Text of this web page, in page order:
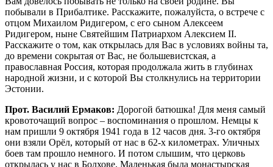
побывали в Прибалтике. Расскажите, пожалуйста, о встрече с
отцом Михаилом Ридигером, с его сыном Алексеем
Ридигером, ныне Святейшим Патриархом Алексием II.
Расскажите о том, как открылась для Вас в условиях войны та,
до времени сокрытая от Вас, не большевистская, а
православная Россия, которая продолжала жить в глубинах
народной жизни, и с которой Вы столкнулись на территории
Эстонии.
Прот. Василий Ермаков: Дорогой батюшка! Для меня самый кровоточащий вопрос – воспоминания о прошлом. Немцы к нам пришли 9 октября 1941 года в 12 часов дня. 3-го октября они взяли Орёл, который от нас в 62-х километрах. Уличных боев там прошло немного. И потом слышим, что церковь открылась у нас в Болхове. Маленькая была монастырская церквушечка во имя митрополита Алексия. А рядом с моим домом находился дом моего наставника отца Василия Веревкина. Он только вернулся из ссылки в 1940-м году, пробыв 8 лет на лесоповале в Архангельской области. Работы ему никакой не давали. А с его сыном я учился в нашей 3-й школе. Он был вынужден подрабатывать выкорчевыванием яблонь и груш, которые засохли, замерзли в 1940-м году, когда была «зимняя война», финская кампания. Открыли храм 16 октября. И за нашим семейным столом мне говорит отец: «Дети, надо идти в церковь, надо принести благодарение Богу, что дом не сгорел во время боев, никто из нас не ранен, ну, пошли». Когда я об этом услышал, на меня напал демонический страх. Мне было стыдно идти в церковь, потому что я воспитанник, как уже сказал, начальной советской школы – «Бога нет и без Бога». А где-то в тайне души осталось. Но приказ отца – закон детям, была строгая дисциплина. Они пошли семейно, я бежал затемно в пять утра, чтобы меня никто не увидел из тех соучеников, с которыми я учился в школе, или кто-то не спросил, куда я иду. Я бежал, обходил всё. Пришел в церковь, встал с родителями. И я, мои дорогие, ничего не понял. Я вертелся, как вертят сегодня головой все вновь прибывшие в храм Божий. Мне было ново – иконы, мне было очень любопытно, кто со мной стоит, кто молится. Мне было так интересно посмотреть, что там поется. Отстояв службу, ничего не поняв, но долг отцовский выполнив, я пошел домой. И опять боясь, как бы кто не увидал, как бы кто меня так не прихватил. Это продолжалось до 1942-го года. В 1942-м году, когда уже немца погнали, рядом с моим городом установился фронт, где-то километрах в 20-ти от нас. Зима была очень холодная, снежная; и меня немцы «сцапали» по-настоящему 6-го декабря 1941-го года, лопату в руки и иди снег чистить. А город был забит машинами, я стал работать у них. Наступило Рождество, и я пошел в церковь. Посмотрел уже иным, каким-то внутренним взором. Я почувствовал небо на земле – молитва. Коснулась моего сердца та одухотворенная молитвенная благодать скорбящих людей. Храм вмещал 3 тысячи человек и был забит битком. Сожженные фуфайки, прожженные платки, дети 3-4 лет, держащие за руку родителей. И особенно много было женщин, мужчин не было, не говоря уже о моем возрасте. И я почувствовал мое духовное обращение к Богу, несмотря на атеистическое воспитание в течение 15-ти лет – столько мне тогда было. Я сохранил домашнее воспитание, пришел в церковь и с этого дня неукоснительно не пропускал службы, работая у немцев под конвоем. У меня была кирка, лопата и кувалда 15 килограмм. Засыпали воронки, пилили дрова, чистили дороги и рыли окопы. Многие там были кроме меня. Отпускали нас только на субботу, воскресенье; и вот я, надев что почище, рубашку или какой пиджак, шел в церковь. И меня отец Василий (сосед мой) заметил и сказал: «Вася, иди ко мне, помогай, в алтарь». Пришел, показал – здесь ходить можно, здесь – нельзя и одел на меня стихарь. И Пасху 1942-го года я уже прошел в стихаре. Город был маленький, и когда меня увидели в стихаре, идущего со свечой по храму, а работали мы все в бригадах, я ощутил на себе весь удар насмешек, злобных слов, оскорблений моих сотоварищей по школе: «Вот поп пошел, вот поп идет!» Это были друзья мои. Неприятно было, страшно, больно, но сила духа, я сам не знаю почему, заставляла меня не смутиться, не оскорбиться, а идти своей дорогой жизни. В 1943-м году, в день памяти Алексея, человека Божия, отец Василий ввел меня в алтарь и сказал еще: «Делай все». И я, не забывая храм, помогал. С каждым разом, посещая церковь Божию, я укреплялся в вере, в благочестии. Как результат моей церковной и домашней молитвы, я ощутил помощь Божию практически, когда наступил страшный 1943 год, Курско-Орловская битва. И вот, начиная с 5-го июля 43-го года, мы уже понимали, что идет война, мы видели, как немцы стали отступать. Мы видели разрывы наших снарядов, как немецкие по 300-400 самолетов полетели бомбить передовую советских войск. Мы уже поняли – нам подходит конец, идут наши, наступают освободители. А здесь пошел обстрел, пошла бомбежка, и немцы стали забирать молодежь. Какую? Вот увидел на дороге меня – ко мне пошел, втолкнул в машину или там в повозку, домой уже не вернешься. Видя это, мы пришли домой с сестрой после работы 13 июля 1943 года. И вдруг 16-го июля немцы уже собирали молодежь. Мы тогда глянули и бегом через сад. Был благоприятный момент, нам удалось пройти мимо городского кладбища за город. Там был такой Павловский поселок. Взял с собой родительское благословение – икону, рваные ботинки от пленных, там где-то их отец купил; икону – его благословение, Евангелие мне кто-то дал, и я пошел. И вот с 1943 года до окончания войны я родителей больше не видал. Когда меня уже гнали по Орловщине, посадили в Навле под Брянском на запад, я проехал Брянск, Семизерки, Почеп, Унечу, Даугавпилс, и нас хотели везти в Германию. Но здесь повернули на Эстонию, и 1-го сентября 1943 года я очутился в лагере Пылюкюва, что в 100 километрах от Таллинна. Это бывшая база Балтийского флота. Нас было тысяч 6-7 орловских, тысяч шесть было из Дюгельгофа, Петергофа, Пушкина. Их так же вывезли, это я помню. Мы были одни в лагере, в так называемом «карантинном лагере», потому что нас заели вши. Вы этого, слава Богу, не знаете и знать Вам этого не надо. Голодовка была страшная. И смотрю, прошло недельки две, приезжает священник в лагерь совершить Литургию. Ну там, кто желает – приходите, пошел и я. И я вижу, понимал тогда уже, переносной престол, чаша, антиминс. Псаломщик, ныне митрополит Корнилий, мой духовный наставник отец Михаил Ридигер. Нашелся хор из ленинградских тогда еще изгнанных беженцев из под Ленинграда. Они стали служить и молиться. Вот здесь я воочию убедился, какое благо то, что мы не остались брошенными священниками города Таллинна. Я опять увидел, как люди молятся в совместной молитве. А в лагере негде было помолиться. Помню, был большой камень, я брал свою икону родительского, отцовского благословения, Спасителя (она у меня цела и сегодня), ставил ее на камень и как молился я, это хорошо помню, так своими словами. А молитва была одна: «Господи, сохрани мне жизнь. Господи, чтоб в Германию не отправили. Господи, спаси меня, родителей чтоб мне увидать». Это была такая страшная, родные, ностальгия, потерять родных. И я, поэтому, обращаюсь к тем, кто еще куражится над родителями – берегите родителей. Это неповторимое счастье. А наступающие года несли страшное, страшное одиночество. Потом приезжает вместе с ними такой мальчонка. Ну, посмотрели мы, как пишет в «Собеседнике» в майском номере ныне здравствующий первосвятитель нашей Русской Церкви Патриарх Алексий, там и меня он вспоминает. Как он приехал, посмотрел и как увидел, что вера православная не погибла в сердцах советских людей, она ярко засветилась в лагерях. Далее приезжает отец Михаил, а с ним мой отец Василий, они вошли в контакт. И любовью, заботами теперь митрополита Корнилия, а тогда еще просто Вячеслава, нас отпустили, он выхлопотал, в Таллинн. Прибыли мы в Таллинн на Покров, 14-го октября 1943 года. Нам дала комнату одна христианка заботящаяся, пожить временно. И бросив пожитки, я бегом пошел в храм Божий. Сказали «идите туда, вот к Симеоновской церкви». Я пришел, доходяга, меня от ветра качало, я сделал первый шаг не куда-то, а в храм Божий. Далее, посещая храм, я встретился с русской эмиграцией. Где-то в октябре месяце я встретился (тогда еще жили в Семеновском доме) с Лешей Ридигером. И мы уже на своем, так сказать, мальчишеском языке беседовали. Я сразу вошел в их духовный мир. Мы с ним вместе пономарили, вместе звонили в колокола, вместе иподиаконствовали у владыки Павла Дмитриева. И мы так сроднились, вместе вставали в соборе Александра Невского, который был закрыт три года в эстонское время, когда бросил его митрополит Александр, укатив еще до войны в Швецию. У нас была очень крепкая, любвеобильная дружба, дружба братьев по вере, братьев по духу. И я на себе очень ощутил великую радость духовного общения с семьей отца Михаила, матерью Еленой Иосифовной и теперешнего патриарха Алексия. Они учили меня духовной жизни, давали литературу. Первая моя духовная книжка была о Валааме, называлась «Остров Валаам». Затем книга Никифора Волгина «Дорожный посох», потом ряд других. Я читал немецкие газеты, которые тогда выходили. Там были очень интересные статьи об уничтожении всех церквей в России. И мне тогда они еще сказали: «Вы знаете, Вася, вот у нас был священник, вот это да! Отец Александр Осипов». А я: «Где он хоть теперь-то?» – «Да вот его мобилизовали в 1941 году». Вот был отец Александр Киселев, Царство ему Небесное, – мой духовный отец, то есть он входил в мир души. Я встречался с эмигрантами, читал их литературу – воспоминания Краснова, Деникина, все это было. И тогда еще нашел я книжку Нилуса «Великое в малом», «Катакомбы». Я стал читать, заинтересовался, то есть я уже вошел в этот мир духовный, ведь я Россию понимаю. Они меня воспитывали все. И осталась во мне великая, добрая память о том прекрасном человеческом общении с этой прекраснейшей семьей. Мы так жили. И потом, когда уже я уезжал после войны на работы в штабе флота в Таллинне, я все-таки прошел войну, так сказать, участник войны, я видел все это. И поехал искать родителей. Я уехал из Таллинна в июне 1945 года, где-то через месяц после окончания войны. У меня все документы есть, конечно. Со слезами на глазах прощался с этой семьей. Провожали меня отец Михаил, мать Елена Иосифовна и я помню, естественно, Леша и там еще друзья. И я думал, что их больше не встречу. Наступил 1946 год. По его вызову, по его сердцу я здесь поступил первооткрывателем вместе с ним в нашу духовную школу – семинарию и академию. Вот, батюшка дорогой, я д